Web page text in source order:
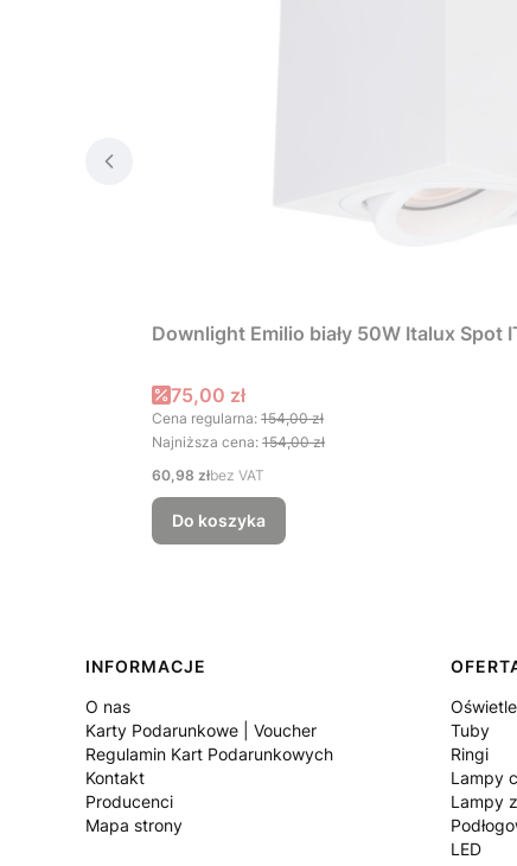
Downlight Emilio biały 50W Italux Spot
Cena promocyjna
75,00 zł
Cena regularna: 154,00 zł
Najniższa cena: 154,00 zł
Cena
60,98 złbez VAT
Do koszyka
Linki w stopce
INFORMACJE
O nas
Karty Podarunkowe | Voucher
Regulamin Kart Podarunkowych
Kontakt
Producenci
Mapa strony
Tuby
Ringi
Lampy
Lampy
LED